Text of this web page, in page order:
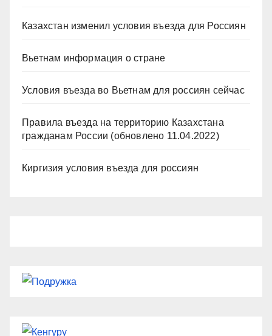
Казахстан изменил условия въезда для Россиян
Вьетнам информация о стране
Условия въезда во Вьетнам для россиян сейчас
Правила въезда на территорию Казахстана
гражданам России (обновлено 11.04.2022)
Киргизия условия въезда для россиян